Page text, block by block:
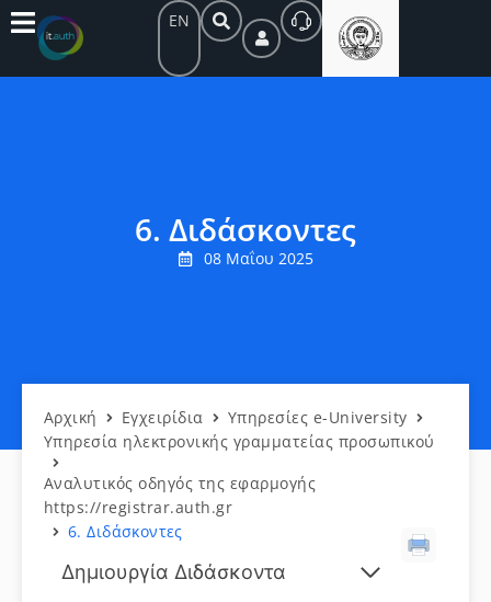
EN
6. Διδάσκοντες
08 Μαΐου 2025
Αρχική Εγχειρίδια
Υπηρεσίες e-University
Υπηρεσία ηλεκτρονικής γραμματείας προσωπικού
Αναλυτικός οδηγός της εφαρμογής
https://registrar.auth.gr
6. Διδάσκοντες
Δημιουργία Διδάσκοντα